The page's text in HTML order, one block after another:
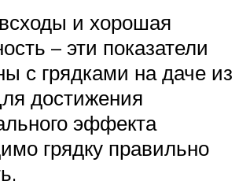
и хорошая
– эти показатели
с грядками на даче из
достижения
эффекта
грядку правильно